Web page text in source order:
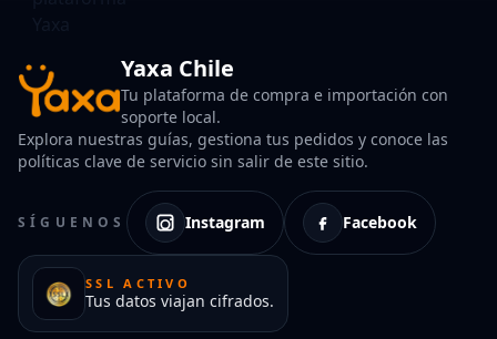
Yaxa Chile
Tu plataforma de compra e importación con
soporte local.
Explora nuestras guías, gestiona tus pedidos y conoce las
políticas clave de servicio sin salir de este sitio.
SÍGUENOS Instagram Facebook
SSL ACTIVO
Tus datos viajan cifrados.